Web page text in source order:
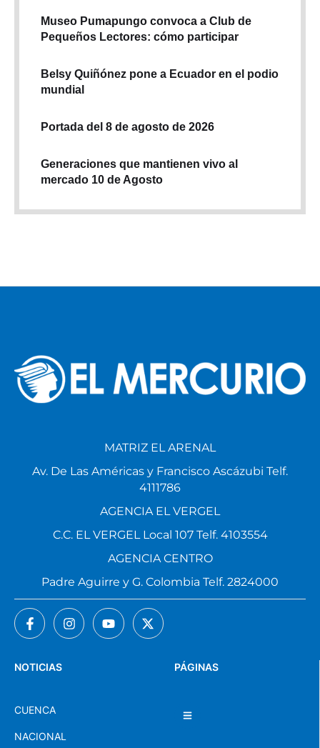
Museo Pumapungo convoca a Club de
Pequeños Lectores: cómo participar
Belsy Quiñónez pone a Ecuador en el podio
mundial
Portada del 8 de agosto de 2026
Generaciones que mantienen vivo al
mercado 10 de Agosto
PÁGINAS
NOTICIAS
CUENCA
NACIONAL
MATRIZ EL ARENAL
Av. De Las Américas y Francisco Ascázubi Telf.
4111786
AGENCIA EL VERGEL
C.C. EL VERGEL Local 107 Telf. 4103554
AGENCIA CENTRO
Padre Aguirre y G. Colombia Telf. 2824000